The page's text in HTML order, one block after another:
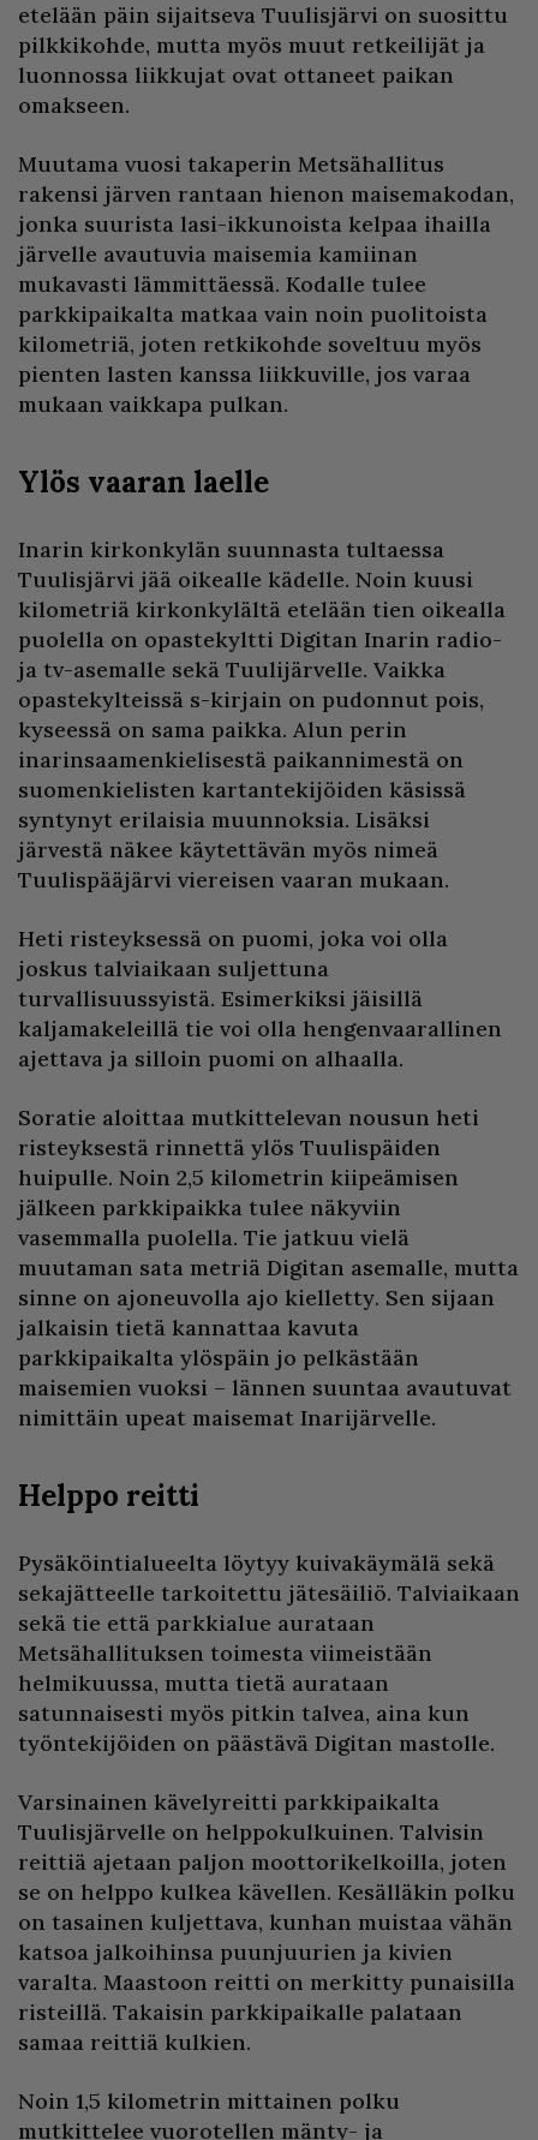
etelään päin sijaitseva Tuulisjärvi on suosittu
pilkkikohde, mutta myös muut retkeilijät ja
luonnossa liikkujat ovat ottaneet paikan
omakseen.
Muutama vuosi takaperin Metsähallitus
rakensi järven rantaan hienon maisemakodan,
jonka suurista lasi-ikkunoista kelpaa ihailla
järvelle avautuvia maisemia kamiinan
mukavasti lämmittäessä. Kodalle tulee
parkkipaikalta matkaa vain noin puolitoista
kilometriä, joten retkikohde soveltuu myös
pienten lasten kanssa liikkuville, jos varaa
mukaan vaikkapa pulkan.
Ylös vaaran laelle
Inarin kirkonkylän suunnasta tultaessa
Tuulisjärvi jää oikealle kädelle. Noin kuusi
kilometriä kirkonkylältä etelään tien oikealla
puolella on opastekyltti Digitan Inarin radio-
ja tv-asemalle sekä Tuulijärvelle. Vaikka
opastekylteissä s-kirjain on pudonnut pois,
kyseessä on sama paikka. Alun perin
inarinsaamenkielisestä paikannimestä on
suomenkielisten kartantekijöiden käsissä
syntynyt erilaisia muunnoksia. Lisäksi
järvestä näkee käytettävän myös nimeä
Tuulispääjärvi viereisen vaaran mukaan.
Heti risteyksessä on puomi, joka voi olla
joskus talviaikaan suljettuna
turvallisuussyistä. Esimerkiksi jäisillä
kaljamakeleillä tie voi olla hengenvaarallinen
ajettava ja silloin puomi on alhaalla.
Soratie aloittaa mutkittelevan nousun heti
risteyksestä rinnettä ylös Tuulispäiden
huipulle. Noin 2,5 kilometrin kiipeämisen
jälkeen parkkipaikka tulee näkyviin
vasemmalla puolella. Tie jatkuu vielä
muutaman sata metriä Digitan asemalle, mutta
sinne on ajoneuvolla ajo kielletty. Sen sijaan
jalkaisin tietä kannattaa kavuta
parkkipaikalta ylöspäin jo pelkästään
maisemien vuoksi – lännen suuntaa avautuvat
nimittäin upeat maisemat Inarijärvelle.
Helppo reitti
Pysäköintialueelta löytyy kuivakäymälä sekä
sekajätteelle tarkoitettu jätesäiliö. Talviaikaan
sekä tie että parkkialue aurataan
Metsähallituksen toimesta viimeistään
helmikuussa, mutta tietä aurataan
satunnaisesti myös pitkin talvea, aina kun
työntekijöiden on päästävä Digitan mastolle.
Varsinainen kävelyreitti parkkipaikalta
Tuulisjärvelle on helppokulkuinen. Talvisin
reittiä ajetaan paljon moottorikelkoilla, joten
se on helppo kulkea kävellen. Kesälläkin polku
on tasainen kuljettava, kunhan muistaa vähän
katsoa jalkoihinsa puunjuurien ja kivien
varalta. Maastoon reitti on merkitty punaisilla
risteillä. Takaisin parkkipaikalle palataan
samaa reittiä kulkien.
Noin 1,5 kilometrin mittainen polku
mutkittelee vuorotellen mänty- ja